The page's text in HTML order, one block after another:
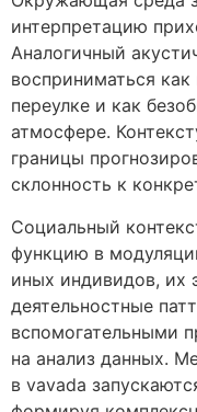
интерпретацию
Аналогичный
восприниматься
переулке и как
атмосфере.
границы
склонность к
Социальный
функцию в
иных индивидов, их
деятельностные
вспомогательными
на анализ данных.
в vavada